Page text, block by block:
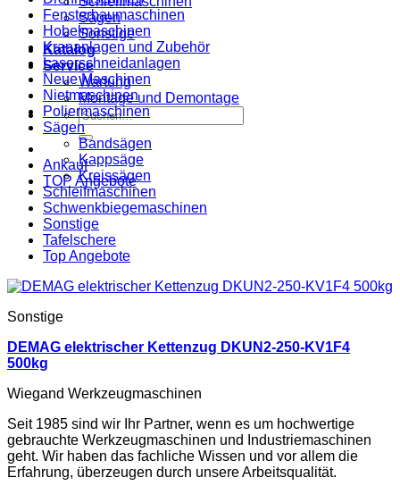
Sägen
Sonstige
Katalog
Service
Wartung
Montage und Demontage
Suche
nach:
Ankauf
TOP Angebote
Fensterbaumaschinen
Hobelmaschinen
Krananlagen und Zubehör
Laserschneidanlagen
Neue Maschinen
Nietmaschinen
Poliermaschinen
Sägen
Bandsägen
Kappsäge
Kreissägen
Schleifmaschinen
Schwenkbiegemaschinen
Sonstige
Tafelschere
Top Angebote
Sonstige
DEMAG elektrischer Kettenzug DKUN2-250-KV1F4
500kg
Wiegand Werkzeugmaschinen
Seit 1985 sind wir Ihr Partner, wenn es um hochwertige
gebrauchte Werkzeugmaschinen und Industriemaschinen
geht. Wir haben das fachliche Wissen und vor allem die
Erfahrung, überzeugen durch unsere Arbeitsqualität.